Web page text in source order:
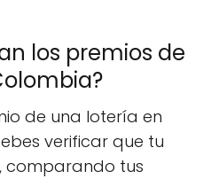
los premios de
de una lotería en
verificar que tu
comparando tus